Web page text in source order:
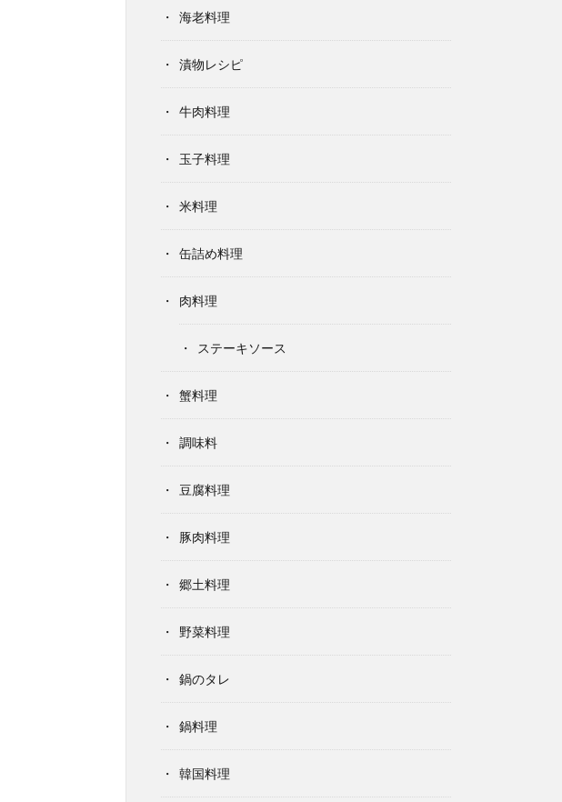
海老料理
漬物レシピ
牛肉料理
玉子料理
米料理
缶詰め料理
肉料理
ステーキソース
蟹料理
調味料
豆腐料理
豚肉料理
郷土料理
野菜料理
鍋のタレ
鍋料理
韓国料理